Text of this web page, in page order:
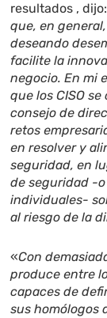
resultados , dijo:
que, en
deseando
facilite la
negocio. En mi
que los CISO
consejo de
retos
en resolver y
seguridad, en
de seguridad -
individuales-
al riesgo de la
«Con
produce entre
capaces de
sus homólogos